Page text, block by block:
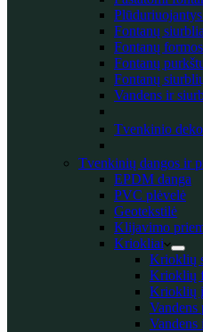
Fontanų
Fontanų formos
Fontanų
Fontanų
Vandens ir
Tvenkinio
Tvenkinių dangos ir
EPDM danga
PVC plėvelė
Geotekstilė
Klijavimo
Kriokliai
Krioklių
Krioklių
Krioklių
Vandens